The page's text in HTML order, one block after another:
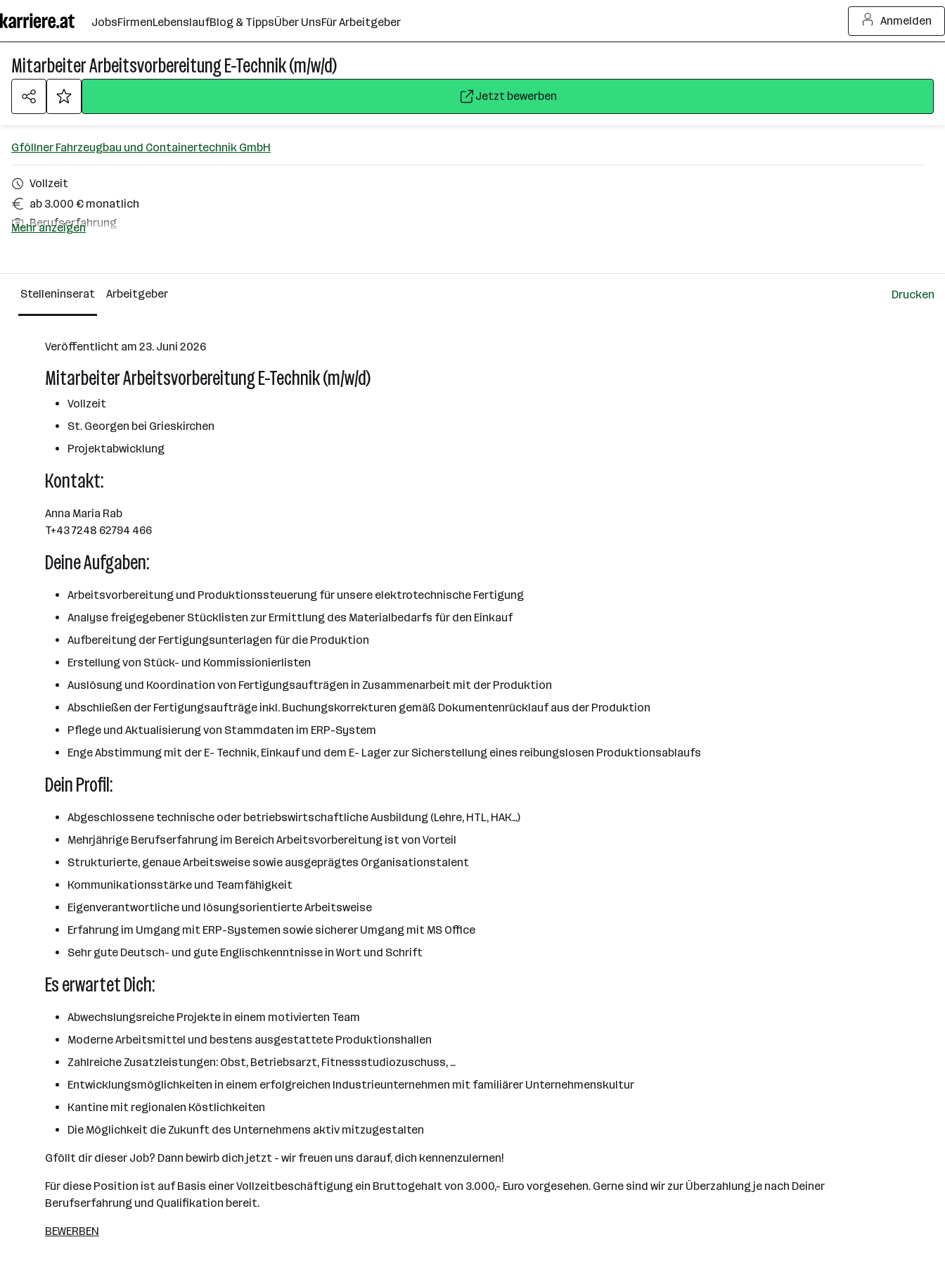
Seiteninhalt
springen
JobsFirmenLebenslaufBlog & TippsÜber UnsFür Arbeitgeber Anmelden
Mitarbeiter Arbeitsvorbereitung E-Technik (m/w/d)
Jetzt bewerben
Gföllner Fahrzeugbau und Containertechnik GmbH
Vollzeit
ab 3.000 € monatlich
Berufserfahrung
Über das Unternehmen
501 - 2500 Mitarbeiter*innen
Mehr anzeigen
Stelleninserat Arbeitgeber Drucken
Veröffentlicht am 23. Juni 2026
Mitarbeiter Arbeitsvorbereitung E-Technik (m/w/d)
Vollzeit
St. Georgen bei Grieskirchen
Projektabwicklung
Kontakt:
Anna Maria Rab
T+43 7248 62794 466
Deine Aufgaben:
Arbeitsvorbereitung und Produktionssteuerung für unsere elektrotechnische Fertigung
Analyse freigegebener Stücklisten zur Ermittlung des Materialbedarfs für den Einkauf
Aufbereitung der Fertigungsunterlagen für die Produktion
Erstellung von Stück- und Kommissionierlisten
Auslösung und Koordination von Fertigungsaufträgen in Zusammenarbeit mit der Produktion
Abschließen der Fertigungsaufträge inkl. Buchungskorrekturen gemäß Dokumentenrücklauf aus der Produktion
Pflege und Aktualisierung von Stammdaten im ERP-System
Enge Abstimmung mit der E- Technik, Einkauf und dem E- Lager zur Sicherstellung eines reibungslosen Produktionsablaufs
Dein Profil:
Abgeschlossene technische oder betriebswirtschaftliche Ausbildung (Lehre, HTL, HAK…)
Mehrjährige Berufserfahrung im Bereich Arbeitsvorbereitung ist von Vorteil
Strukturierte, genaue Arbeitsweise sowie ausgeprägtes Organisationstalent
Kommunikationsstärke und Teamfähigkeit
Eigenverantwortliche und lösungsorientierte Arbeitsweise
Erfahrung im Umgang mit ERP-Systemen sowie sicherer Umgang mit MS Office
Sehr gute Deutsch- und gute Englischkenntnisse in Wort und Schrift
Es erwartet Dich:
Abwechslungsreiche Projekte in einem motivierten Team
Moderne Arbeitsmittel und bestens ausgestattete Produktionshallen
Zahlreiche Zusatzleistungen: Obst, Betriebsarzt, Fitnessstudiozuschuss, …
Entwicklungsmöglichkeiten in einem erfolgreichen Industrieunternehmen mit familiärer Unternehmenskultur
Kantine mit regionalen Köstlichkeiten
Die Möglichkeit die Zukunft des Unternehmens aktiv mitzugestalten
Gföllt dir dieser Job? Dann bewirb dich jetzt - wir freuen uns darauf, dich kennenzulernen!
Für diese Position ist auf Basis einer Vollzeitbeschäftigung ein Bruttogehalt von 3.000,- Euro vorgesehen. Gerne sind wir zur Überzahlung je nach Deiner
Berufserfahrung und Qualifikation bereit.
BEWERBEN